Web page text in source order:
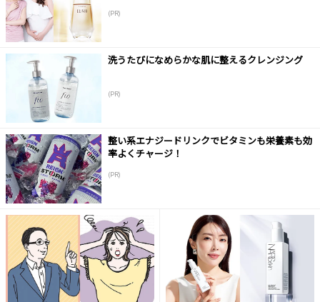
(PR)
洗うたびになめらかな肌に整えるクレンジング
(PR)
整い系エナジードリンクでビタミンも栄養素も効
率よくチャージ！
(PR)